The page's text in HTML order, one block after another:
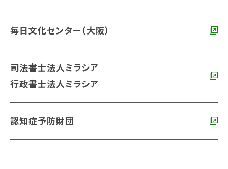
毎日文化センター（大阪）
司法書士法人ミラシア
行政書士法人ミラシア
認知症予防財団